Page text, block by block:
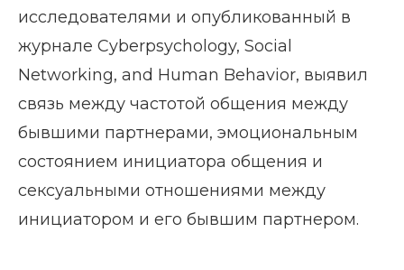
исследователями и опубликованный в
журнале Cyberpsychology, Social
Networking, and Human Behavior, выявил
связь между частотой общения между
бывшими партнерами, эмоциональным
состоянием инициатора общения и
сексуальными отношениями между
инициатором и его бывшим партнером.